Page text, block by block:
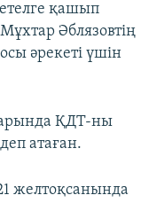
қашып
Әблязовтің
әрекеті үшін
ҚДТ-ны
атаған.
желтоқсанында